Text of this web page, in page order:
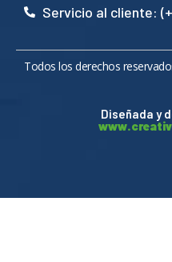
Servicio al cliente:
Todos los derechos
Diseñada y